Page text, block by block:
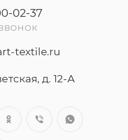
02-37
textile.ru
д. 12-А